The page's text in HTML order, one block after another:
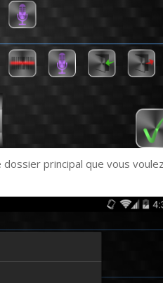
principal que vous